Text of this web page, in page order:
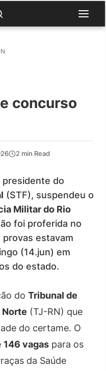
concurso
2 min Read
presidente do
(STF), suspendeu o
Militar do Rio
foi proferida no
estavam
(14.jun) em
do estado.
do Tribunal de
Norte (TJ-RN) que
do certame. O
146 vagas para os
da Saúde